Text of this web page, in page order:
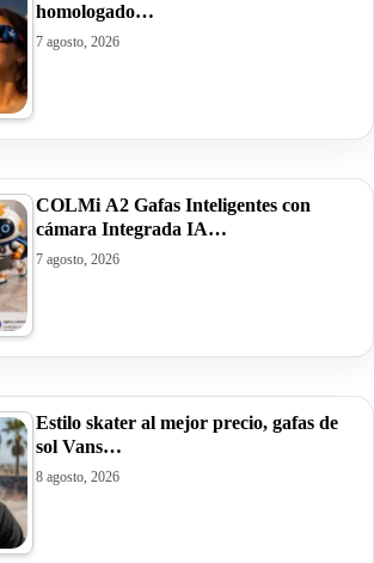
homologado…
7 agosto, 2026
COLMi A2 Gafas Inteligentes con
cámara Integrada IA…
7 agosto, 2026
Estilo skater al mejor precio, gafas de
sol Vans…
8 agosto, 2026